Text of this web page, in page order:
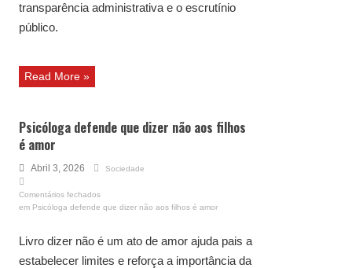
transparência administrativa e o escrutínio
público.
Read More »
Psicóloga defende que dizer não aos filhos
é amor
Abril 3, 2026 Sociedade
Comentários fechados
em Psicóloga defende que dizer não aos filhos é amor
Livro dizer não é um ato de amor ajuda pais a
estabelecer limites e reforça a importância da